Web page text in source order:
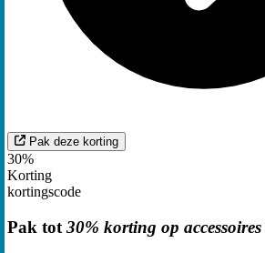
Pak deze korting
30%
Korting
kortingscode
Pak tot 30% korting op accessoires